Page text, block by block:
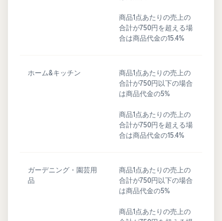
商品1点あたりの売上の
合計が750円を超える場
合は商品代金の15.4%
ホーム&キッチン
商品1点あたりの売上の
合計が750円以下の場合
は商品代金の5%
商品1点あたりの売上の
合計が750円を超える場
合は商品代金の15.4%
ガーデニング・園芸用
品
商品1点あたりの売上の
合計が750円以下の場合
は商品代金の5%
商品1点あたりの売上の